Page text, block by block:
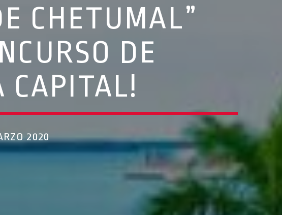
CHETUMAL”
DE
CAPITAL!
2020